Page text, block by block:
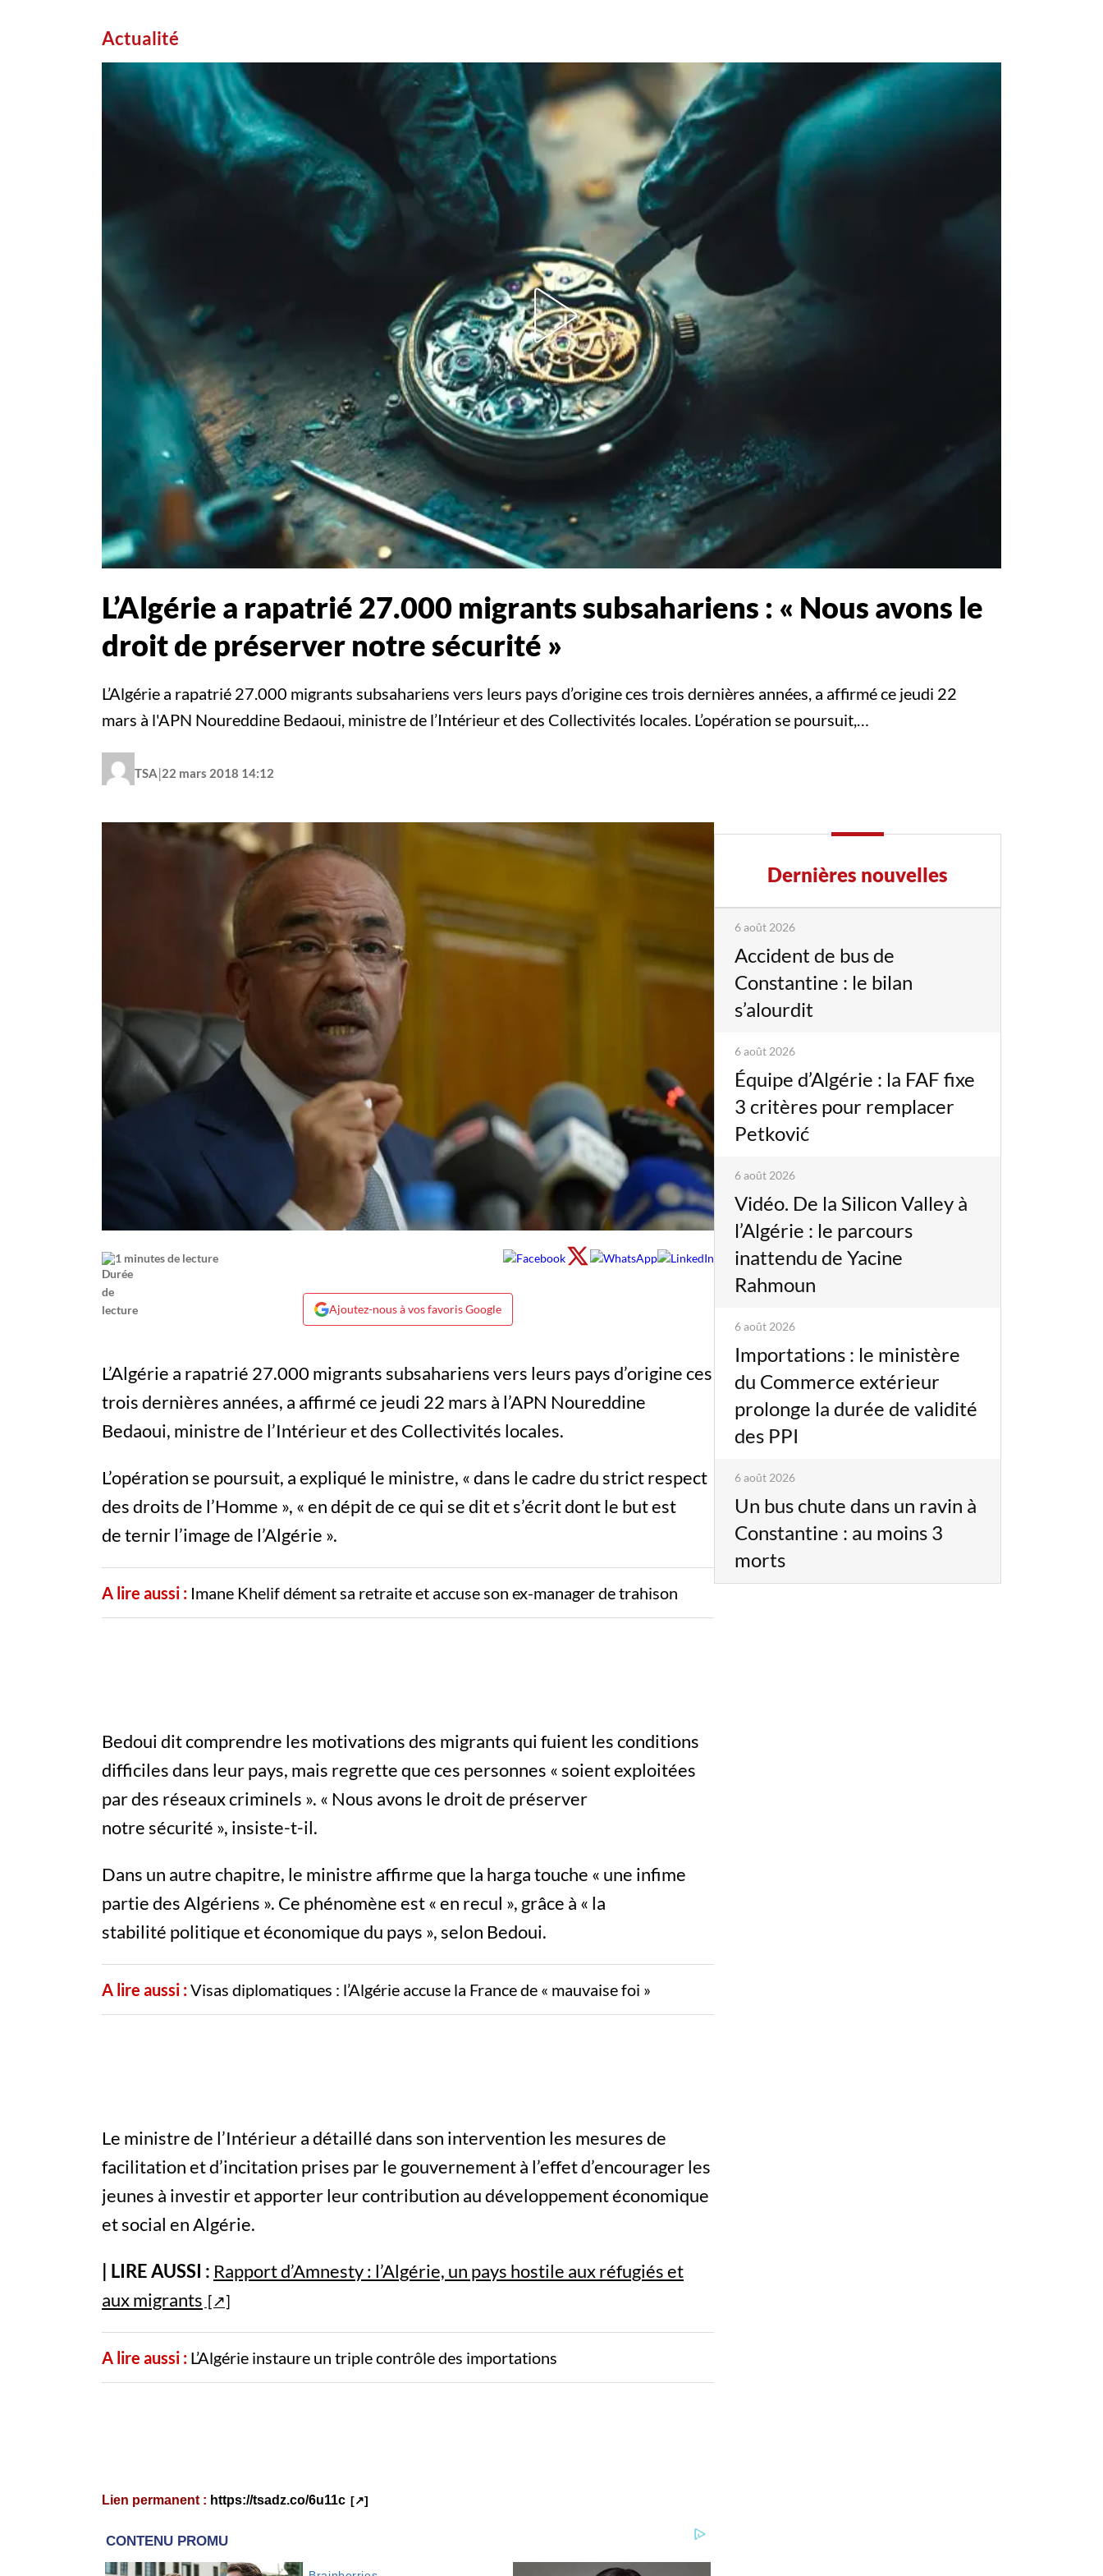
Actualité
L’Algérie a rapatrié 27.000 migrants subsahariens : « Nous avons le
droit de préserver notre sécurité »
L’Algérie a rapatrié 27.000 migrants subsahariens vers leurs pays d’origine ces trois dernières années, a affirmé ce jeudi 22
mars à l'APN Noureddine Bedaoui, ministre de l’Intérieur et des Collectivités locales. L’opération se poursuit,…
TSA|22 mars 2018 14:12
1 minutes de lecture
Ajoutez-nous à vos favoris Google
L’Algérie a rapatrié 27.000 migrants subsahariens vers leurs pays d’origine ces
trois dernières années, a affirmé ce jeudi 22 mars à l’APN Noureddine
Bedaoui, ministre de l’Intérieur et des Collectivités locales.
L’opération se poursuit, a expliqué le ministre, « dans le cadre du strict respect
des droits de l’Homme », « en dépit de ce qui se dit et s’écrit dont le but est
de ternir l’image de l’Algérie ».
A lire aussi : Imane Khelif dément sa retraite et accuse son ex-manager de trahison
Bedoui dit comprendre les motivations des migrants qui fuient les conditions
difficiles dans leur pays, mais regrette que ces personnes « soient exploitées
par des réseaux criminels ». « Nous avons le droit de préserver
notre sécurité », insiste-t-il.
Dans un autre chapitre, le ministre affirme que la harga touche « une infime
partie des Algériens ». Ce phénomène est « en recul », grâce à « la
stabilité politique et économique du pays », selon Bedoui.
A lire aussi :Visas diplomatiques : l’Algérie accuse la France de « mauvaise foi »
Le ministre de l’Intérieur a détaillé dans son intervention les mesures de
facilitation et d’incitation prises par le gouvernement à l’effet d’encourager les
jeunes à investir et apporter leur contribution au développement économique
et social en Algérie.
| LIRE AUSSI : Rapport d’Amnesty : l’Algérie, un pays hostile aux réfugiés et
aux migrants
A lire aussi : L’Algérie instaure un triple contrôle des importations
Lien permanent : https://tsadz.co/6u11c
Dernières nouvelles
6 août 2026
Accident de bus de
Constantine : le bilan
s’alourdit
6 août 2026
Équipe d’Algérie : la FAF fixe
3 critères pour remplacer
Petković
6 août 2026
Vidéo. De la Silicon Valley à
l’Algérie : le parcours
inattendu de Yacine
Rahmoun
6 août 2026
Importations : le ministère
du Commerce extérieur
prolonge la durée de validité
des PPI
6 août 2026
Un bus chute dans un ravin à
Constantine : au moins 3
morts